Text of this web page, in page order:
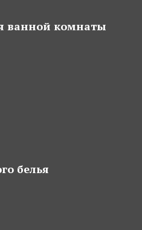
ванной комнаты
белья